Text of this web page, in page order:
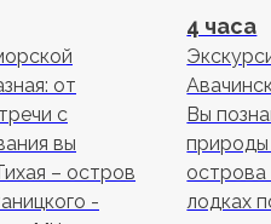
от
с
вы
– остров
-
4 часа
Вы
природы
острова
лодках